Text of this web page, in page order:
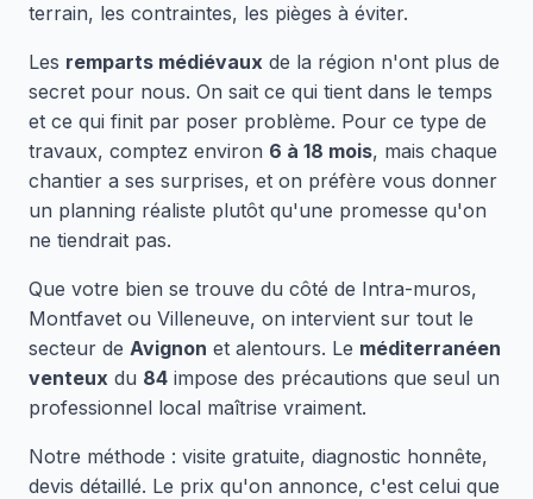
terrain, les contraintes, les pièges à éviter.
Les remparts médiévaux de la région n'ont plus de
secret pour nous. On sait ce qui tient dans le temps
et ce qui finit par poser problème. Pour ce type de
travaux, comptez environ 6 à 18 mois, mais chaque
chantier a ses surprises, et on préfère vous donner
un planning réaliste plutôt qu'une promesse qu'on
ne tiendrait pas.
Que votre bien se trouve du côté de Intra-muros,
Montfavet ou Villeneuve, on intervient sur tout le
secteur de Avignon et alentours. Le méditerranéen
venteux du 84 impose des précautions que seul un
professionnel local maîtrise vraiment.
Notre méthode : visite gratuite, diagnostic honnête,
devis détaillé. Le prix qu'on annonce, c'est celui que